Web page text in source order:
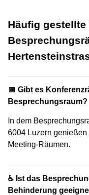
Häufig gestellte
📅 Gibt es
Besprechungsraum?
In dem
6004 Luzern
Meeting-Räumen.
♿ Ist das
Behinderung